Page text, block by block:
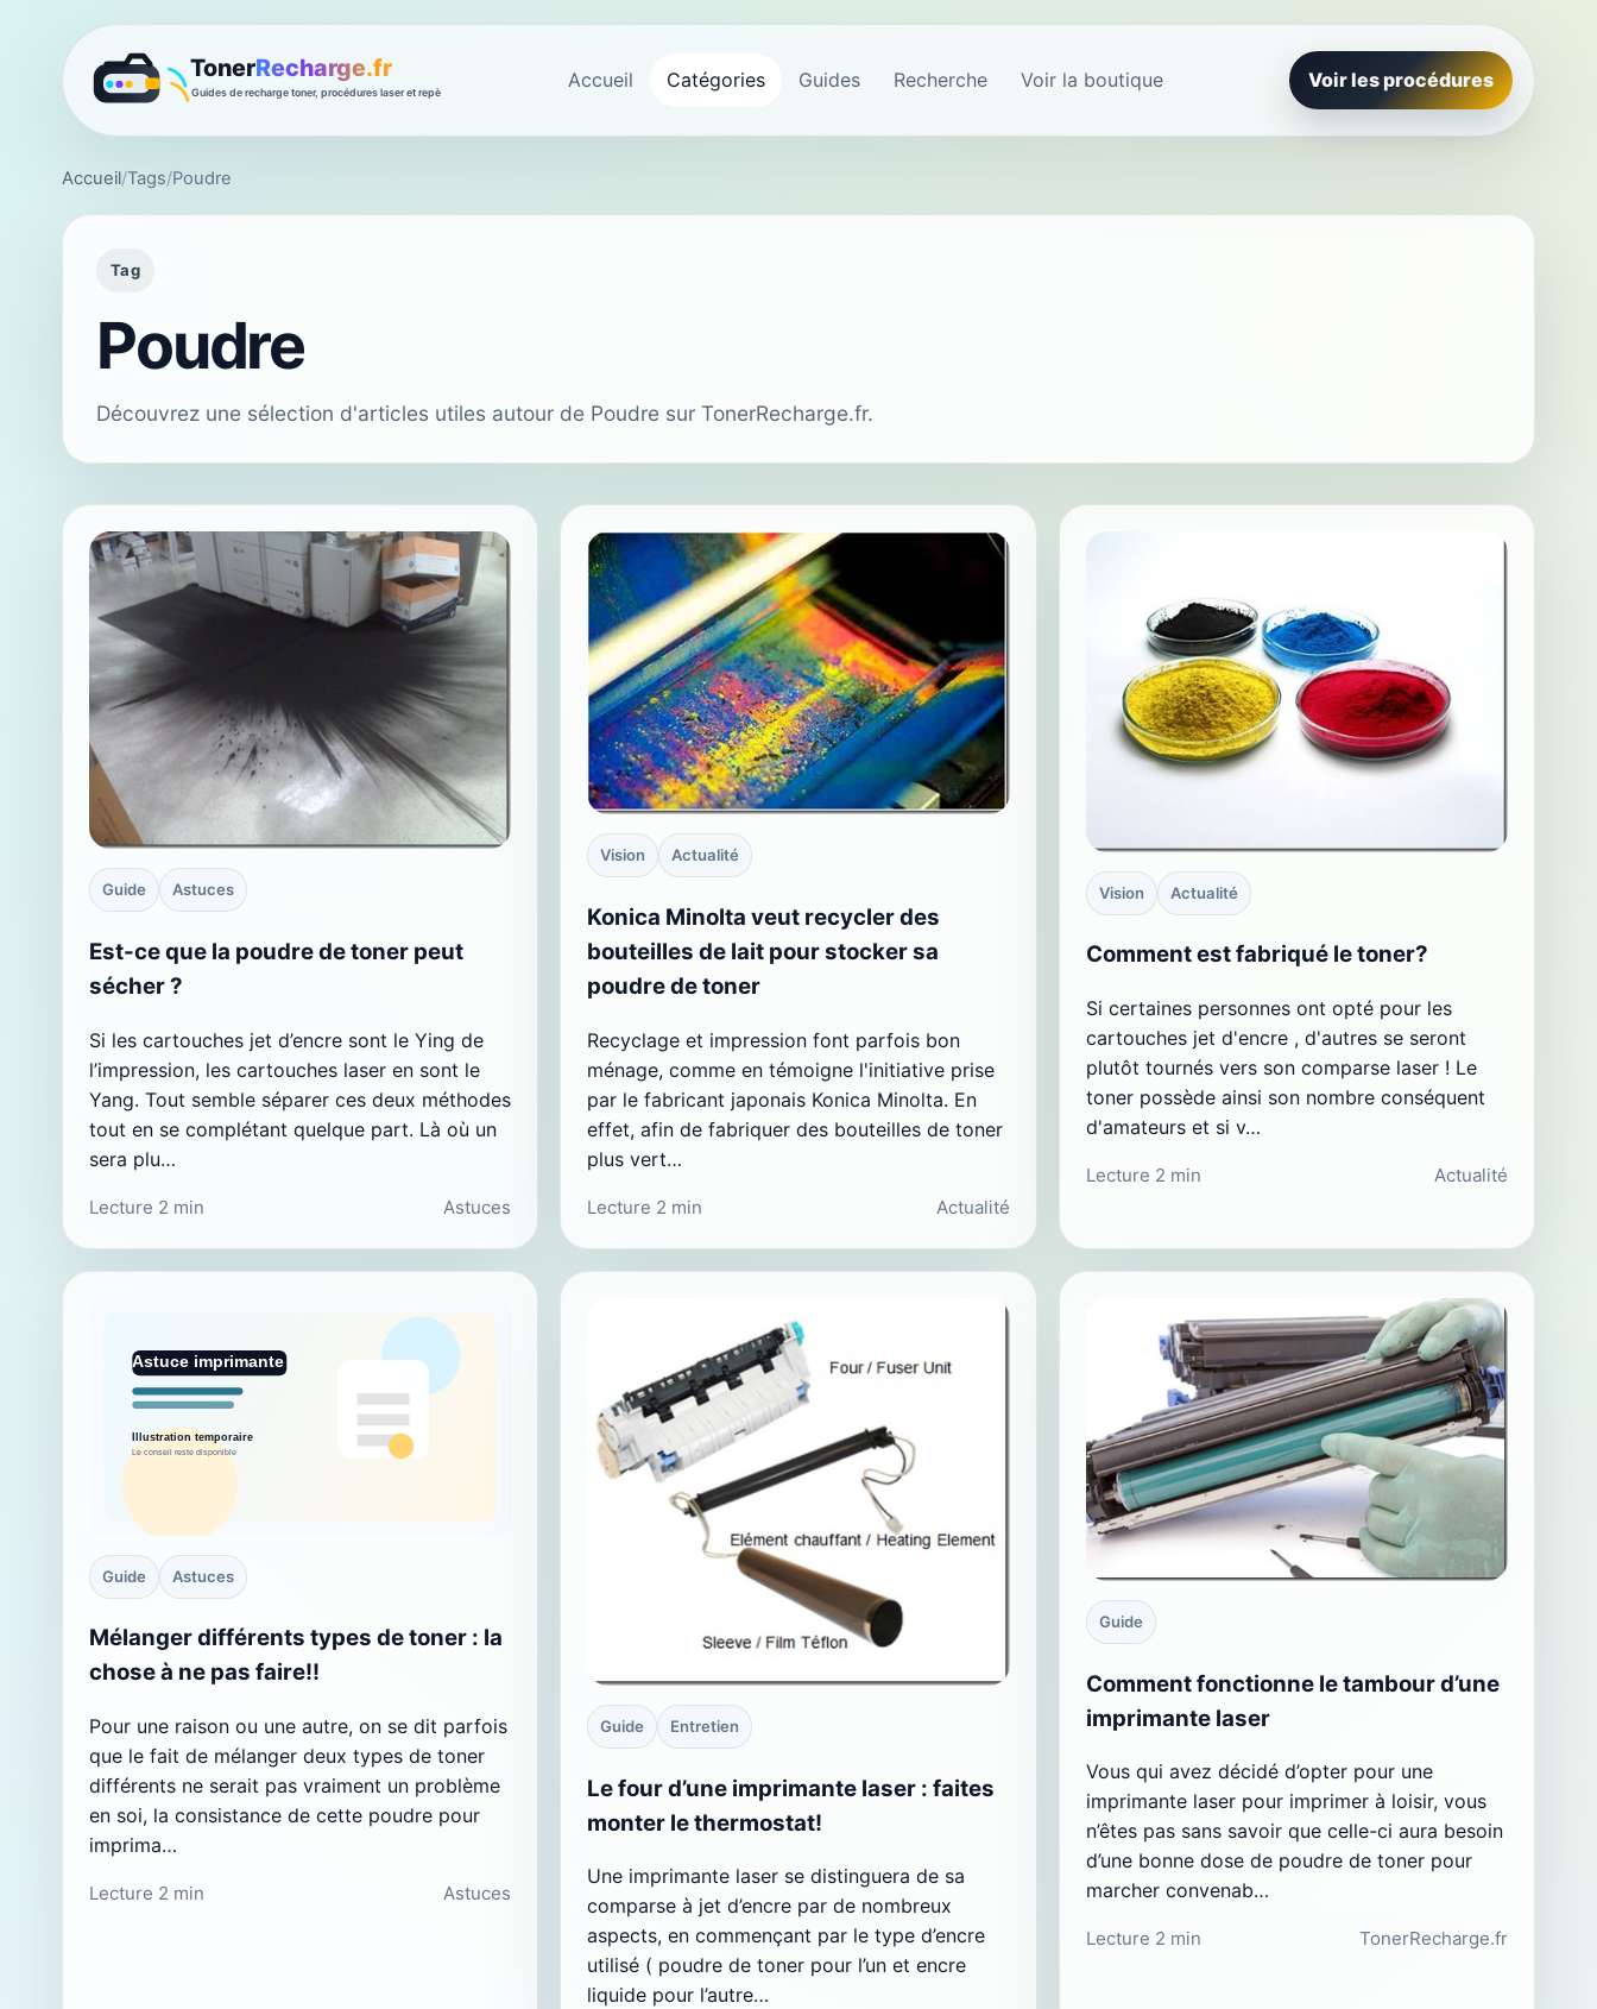
Accueil Catégories Guides Recherche Voir la boutique Voir les procédures
Accueil/Tags/Poudre
Tag
Poudre
Découvrez une sélection d'articles utiles autour de Poudre sur TonerRecharge.fr.
Guide Astuces
Est-ce que la poudre de toner peut
sécher ?
Si les cartouches jet d’encre sont le Ying de
l’impression, les cartouches laser en sont le
Yang. Tout semble séparer ces deux méthodes
tout en se complétant quelque part. Là où un
sera plu…
Lecture 2 min Astuces
Vision Actualité
Konica Minolta veut recycler des
bouteilles de lait pour stocker sa
poudre de toner
Recyclage et impression font parfois bon
ménage, comme en témoigne l'initiative prise
par le fabricant japonais Konica Minolta. En
effet, afin de fabriquer des bouteilles de toner
plus vert…
Lecture 2 min Actualité
Vision Actualité
Comment est fabriqué le toner?
Si certaines personnes ont opté pour les
cartouches jet d'encre , d'autres se seront
plutôt tournés vers son comparse laser ! Le
toner possède ainsi son nombre conséquent
d'amateurs et si v…
Lecture 2 min Actualité
Guide Astuces
Mélanger différents types de toner : la
chose à ne pas faire!!
Pour une raison ou une autre, on se dit parfois
que le fait de mélanger deux types de toner
différents ne serait pas vraiment un problème
en soi, la consistance de cette poudre pour
imprima…
Lecture 2 min Astuces
Guide Entretien
Le four d’une imprimante laser : faites
monter le thermostat!
Une imprimante laser se distinguera de sa
comparse à jet d’encre par de nombreux
aspects, en commençant par le type d’encre
utilisé ( poudre de toner pour l’un et encre
liquide pour l’autre…
Guide
Comment fonctionne le tambour d’une
imprimante laser
Vous qui avez décidé d’opter pour une
imprimante laser pour imprimer à loisir, vous
n’êtes pas sans savoir que celle-ci aura besoin
d’une bonne dose de poudre de toner pour
marcher convenab…
Lecture 2 min TonerRecharge.fr